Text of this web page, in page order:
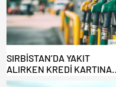
SIRBİSTAN’DA YAKIT
ALIRKEN KREDİ KARTINA
DİKKAT: MAĞDUR OLMAYIN!